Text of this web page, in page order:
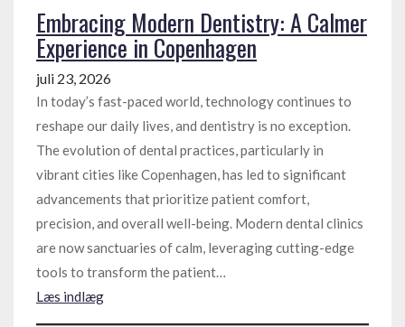
Embracing Modern Dentistry: A Calmer
Experience in Copenhagen
juli 23, 2026
In today’s fast-paced world, technology continues to
reshape our daily lives, and dentistry is no exception.
The evolution of dental practices, particularly in
vibrant cities like Copenhagen, has led to significant
advancements that prioritize patient comfort,
precision, and overall well-being. Modern dental clinics
are now sanctuaries of calm, leveraging cutting-edge
tools to transform the patient…
Læs indlæg